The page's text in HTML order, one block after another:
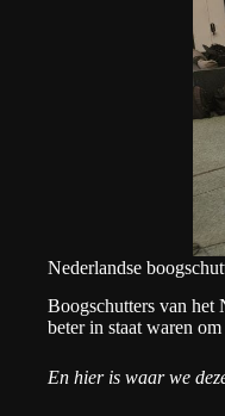
Nederlandse
Boogschutters van het
beter in staat waren
En hier is waar we